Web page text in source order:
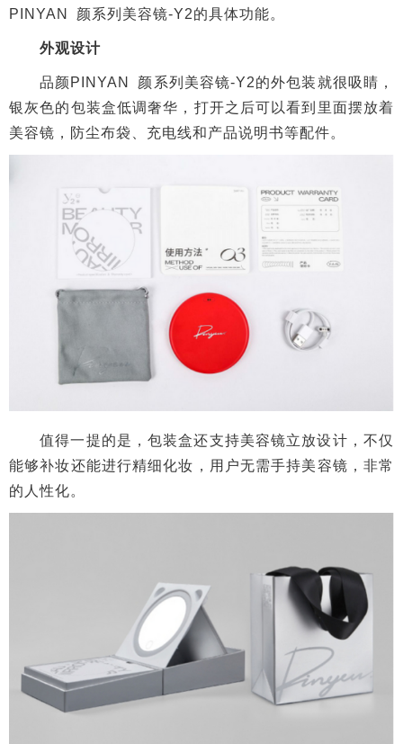
PINYAN 颜系列美容镜-Y2的具体功能。
外观设计
品颜PINYAN 颜系列美容镜-Y2的外包装就很吸睛，
银灰色的包装盒低调奢华，打开之后可以看到里面摆放着
美容镜，防尘布袋、充电线和产品说明书等配件。
值得一提的是，包装盒还支持美容镜立放设计，不仅
能够补妆还能进行精细化妆，用户无需手持美容镜，非常
的人性化。